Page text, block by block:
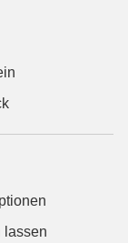
lassen